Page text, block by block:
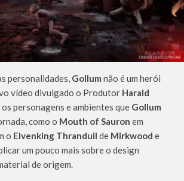
personalidades, Gollum não é um herói
vídeo divulgado o Produtor Harald
personagens e ambientes que Gollum
como o Mouth of Sauron em
o Elvenking Thranduil de Mirkwood e
um pouco mais sobre o design
de origem.